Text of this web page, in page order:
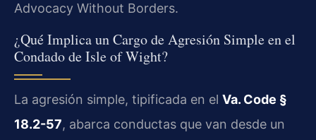
Advocacy Without Borders.
¿Qué Implica un Cargo de Agresión Simple en el
Condado de Isle of Wight?
La agresión simple, tipificada en el Va. Code §
18.2-57, abarca conductas que van desde un